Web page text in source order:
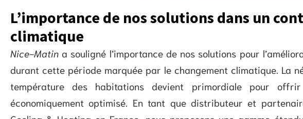
L’importance de nos solutions dans un
climatique
Nice-Matin a souligné l’importance de nos solutions pour
durant cette période marquée par le changement climatique. La
température des habitations devient primordiale pour
économiquement optimisé. En tant que distributeur et